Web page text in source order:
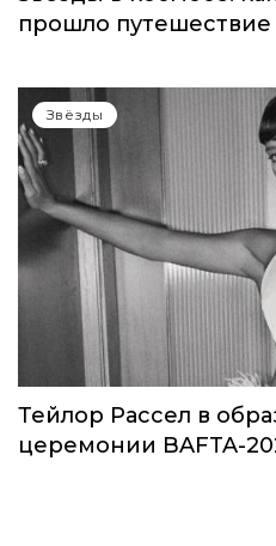
прошло
Звёзды
Тейлор Рассел в
церемонии BAFTA-